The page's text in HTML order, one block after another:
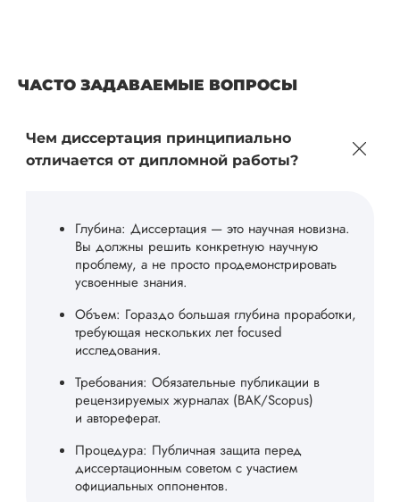
ЧАСТО ЗАДАВАЕМЫЕ ВОПРОСЫ
Чем диссертация принципиально
отличается от дипломной работы?
Глубина: Диссертация — это научная новизна.
Вы должны решить конкретную научную
проблему, а не просто продемонстрировать
усвоенные знания.
Объем: Гораздо большая глубина проработки,
требующая нескольких лет focused
исследования.
Требования: Обязательные публикации в
рецензируемых журналах (ВАК/Scopus)
и автореферат.
Процедура: Публичная защита перед
диссертационным советом с участием
официальных оппонентов.